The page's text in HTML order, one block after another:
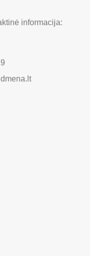
informacija: